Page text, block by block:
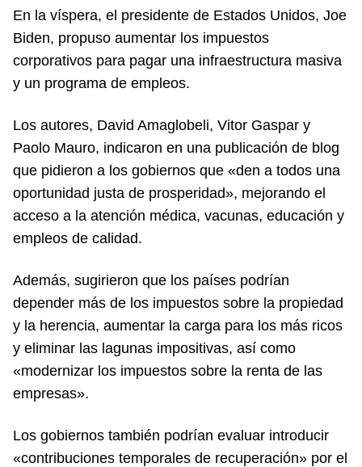
En la víspera, el presidente de Estados Unidos, Joe
Biden, propuso aumentar los impuestos
corporativos para pagar una infraestructura masiva
y un programa de empleos.
Los autores, David Amaglobeli, Vitor Gaspar y
Paolo Mauro, indicaron en una publicación de blog
que pidieron a los gobiernos que «den a todos una
oportunidad justa de prosperidad», mejorando el
acceso a la atención médica, vacunas, educación y
empleos de calidad.
Además, sugirieron que los países podrían
depender más de los impuestos sobre la propiedad
y la herencia, aumentar la carga para los más ricos
y eliminar las lagunas impositivas, así como
«modernizar los impuestos sobre la renta de las
empresas».
Los gobiernos también podrían evaluar introducir
«contribuciones temporales de recuperación» por el